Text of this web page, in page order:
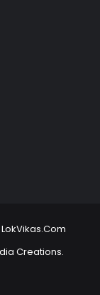
Creations.